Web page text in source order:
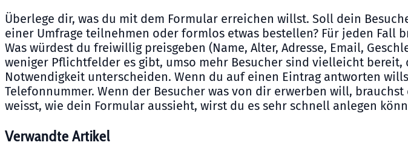
Überlege dir, was du mit dem Formular erreichen willst. Soll dein
einer Umfrage teilnehmen oder formlos etwas bestellen? Für jeden Fall
Was würdest du freiwillig preisgeben (Name, Alter, Adresse, Email,
weniger Pflichtfelder es gibt, umso mehr Besucher sind vielleicht
Notwendigkeit unterscheiden. Wenn du auf einen Eintrag antworten
Telefonnummer. Wenn der Besucher was von dir erwerben will,
weisst, wie dein Formular aussieht, wirst du es sehr schnell anlegen
Verwandte Artikel